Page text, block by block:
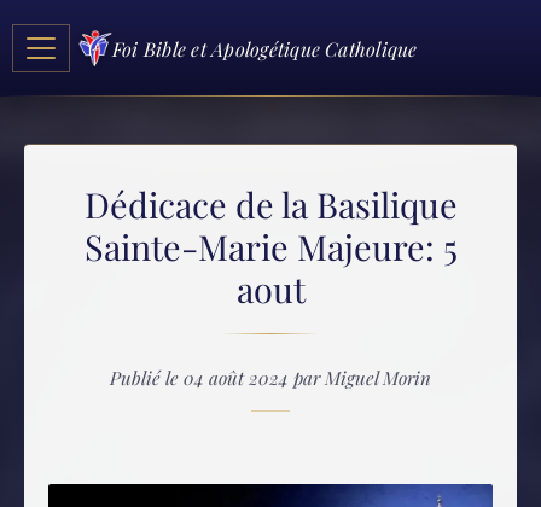
Foi Bible et Apologétique Catholique
Dédicace de la Basilique
Sainte-Marie Majeure: 5
aout
Publié le 04 août 2024 par Miguel Morin